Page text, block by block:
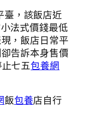
臺，該飯店近
法式價錢最低
，飯店日常平
告訴本身售價
七五包養網
飯包養店自行